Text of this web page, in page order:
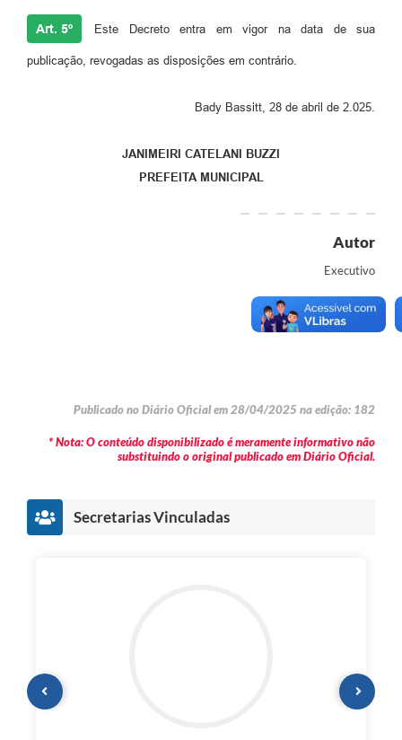
Art. 5º Este Decreto entra em vigor na data de sua
publicação, revogadas as disposições em contrário.
Bady Bassitt, 28 de abril de 2.025.
JANIMEIRI CATELANI BUZZI
PREFEITA MUNICIPAL
Autor
Executivo
Publicado no Diário Oficial em 28/04/2025 na edição: 182
* Nota: O conteúdo disponibilizado é meramente informativo não
substituindo o original publicado em Diário Oficial.
Secretarias Vinculadas